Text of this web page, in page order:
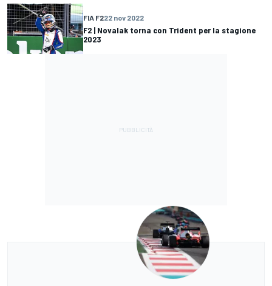
FIA F222 nov 2022
F2 | Novalak torna con Trident per la stagione
2023